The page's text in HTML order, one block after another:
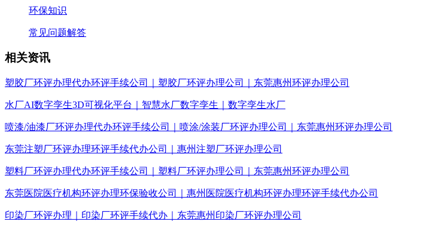
环保知识
常见问题解答
相关资讯
塑胶厂环评办理代办环评手续公司｜塑胶厂环评办理公司｜东莞惠州环评办理公司
水厂AI数字孪生3D可视化平台｜智慧水厂数字孪生｜数字孪生水厂
喷漆/油漆厂环评办理代办环评手续公司｜喷涂/涂装厂环评办理公司｜东莞惠州环评办理公司
东莞注塑厂环评办理环评手续代办公司｜惠州注塑厂环评办理公司
塑料厂环评办理代办环评手续公司｜塑料厂环评办理公司｜东莞惠州环评办理公司
东莞医院医疗机构环评办理环保验收公司｜惠州医院医疗机构环评办理环评手续代办公司
印染厂环评办理｜印染厂环评手续代办｜东莞惠州印染厂环评办理公司